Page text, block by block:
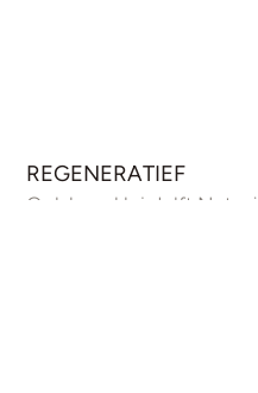
REGENERATIEF
Ook haar klei delft Natasja